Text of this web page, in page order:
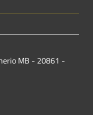
MB - 20861 -